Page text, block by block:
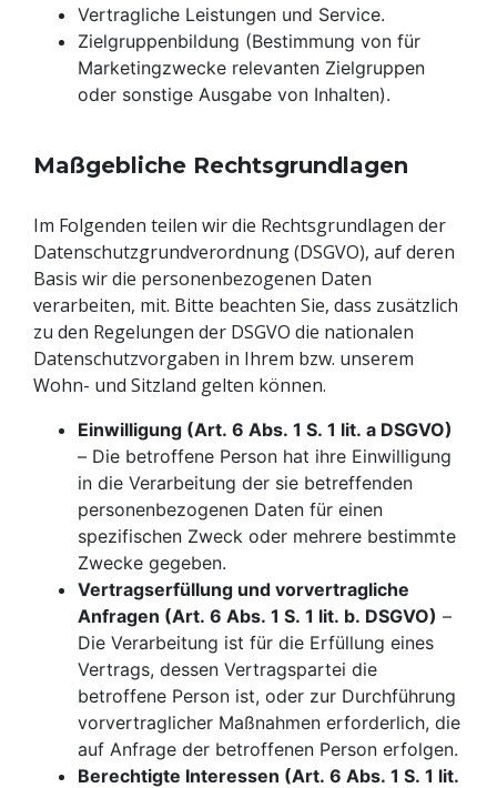
Vertragliche Leistungen und Service.
Zielgruppenbildung (Bestimmung von für
Marketingzwecke relevanten Zielgruppen
oder sonstige Ausgabe von Inhalten).
Maßgebliche Rechtsgrundlagen
Im Folgenden teilen wir die Rechtsgrundlagen der
Datenschutzgrundverordnung (DSGVO), auf deren
Basis wir die personenbezogenen Daten
verarbeiten, mit. Bitte beachten Sie, dass zusätzlich
zu den Regelungen der DSGVO die nationalen
Datenschutzvorgaben in Ihrem bzw. unserem
Wohn- und Sitzland gelten können.
Einwilligung (Art. 6 Abs. 1 S. 1 lit. a DSGVO)
– Die betroffene Person hat ihre Einwilligung
in die Verarbeitung der sie betreffenden
personenbezogenen Daten für einen
spezifischen Zweck oder mehrere bestimmte
Zwecke gegeben.
Vertragserfüllung und vorvertragliche
Anfragen (Art. 6 Abs. 1 S. 1 lit. b. DSGVO)
Die Verarbeitung ist für die Erfüllung eines
Vertrags, dessen Vertragspartei die
betroffene Person ist, oder zur Durchführung
vorvertraglicher Maßnahmen erforderlich, die
auf Anfrage der betroffenen Person erfolgen.
Berechtigte Interessen (Art. 6 Abs. 1 S. 1 lit.